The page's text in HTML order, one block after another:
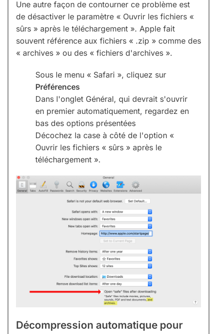
Une autre façon de contourner ce problème est
de désactiver le paramètre « Ouvrir les fichiers «
sûrs » après le téléchargement ». Apple fait
souvent référence aux fichiers « .zip » comme des
« archives » ou des « fichiers d'archives ».
Sous le menu « Safari », cliquez sur
Préférences
Dans l'onglet Général, qui devrait s'ouvrir
en premier automatiquement, regardez en
bas des options présentées
Décochez la case à côté de l'option «
Ouvrir les fichiers « sûrs » après le
téléchargement ».
Décompression automatique pour